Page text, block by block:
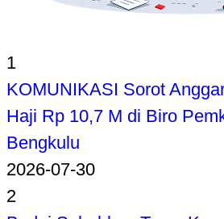
1
KOMUNIKASI Sorot
Haji Rp 10,7 M di Biro
Bengkulu
2026-07-30
2